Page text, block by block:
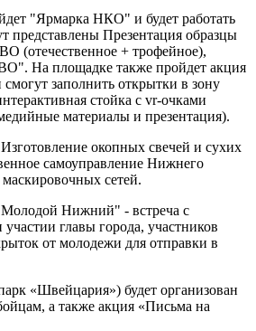
"Ярмарка НКО" и будет работать
представлены Презентация образцы
(отечественное + трофейное),
На площадке также пройдет акция
заполнить открытки в зону
стойка с vr-очками
материалы и презентация).
окопных свечей и сухих
самоуправление Нижнего
сетей.
Нижний" - встреча с
главы города, участников
от молодежи для отправки в
«Швейцария») будет организован
а также акция «Письма на